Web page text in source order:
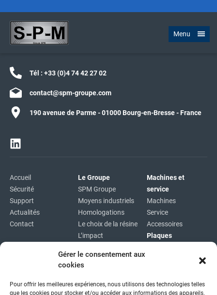
Gérer le consentement aux
cookies
Pour offrir les meilleures expériences, nous utilisons des technologies telles
que les cookies pour stocker et/ou accéder aux informations des appareils.
Menu
Tél : +33 (0)4 74 42 27 02
contact@spm-groupe.com
190 avenue de Parme - 01000 Bourg-en-Bresse - France
Accueil
Sécurité
Support
Actualités
Contact
Le Groupe
SPM Groupe
Moyens industriels
Homologations
Le choix de la résine
L’impact
Machines et
service
Machines
Service
Accessoires
Plaques
Plan du site
Copyright © 2026|Mentions légales|Confidentialité|